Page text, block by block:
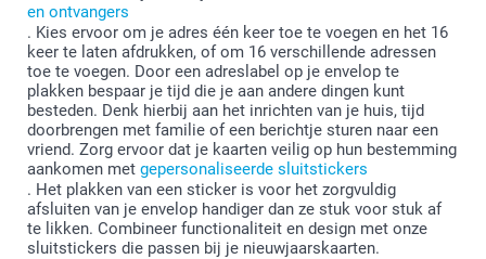
en ontvangers
. Kies ervoor om je adres één keer toe te voegen en het 16
keer te laten afdrukken, of om 16 verschillende adressen
toe te voegen. Door een adreslabel op je envelop te
plakken bespaar je tijd die je aan andere dingen kunt
besteden. Denk hierbij aan het inrichten van je huis, tijd
doorbrengen met familie of een berichtje sturen naar een
vriend. Zorg ervoor dat je kaarten veilig op hun bestemming
aankomen met gepersonaliseerde sluitstickers
. Het plakken van een sticker is voor het zorgvuldig
afsluiten van je envelop handiger dan ze stuk voor stuk af
te likken. Combineer functionaliteit en design met onze
sluitstickers die passen bij je nieuwjaarskaarten.